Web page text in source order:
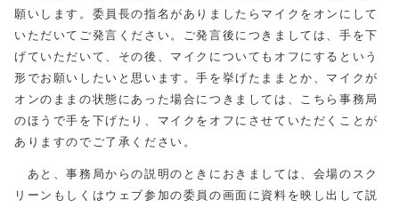
願いします。委員長の指名がありましたらマイクをオンにして
いただいてご発言ください。ご発言後につきましては、手を下
げていただいて、その後、マイクについてもオフにするという
形でお願いしたいと思います。手を挙げたままとか、マイクが
オンのままの状態にあった場合につきましては、こちら事務局
のほうで手を下げたり、マイクをオフにさせていただくことが
ありますのでご了承ください。
あと、事務局からの説明のときにおきましては、会場のスク
リーンもしくはウェブ参加の委員の画面に資料を映し出して説